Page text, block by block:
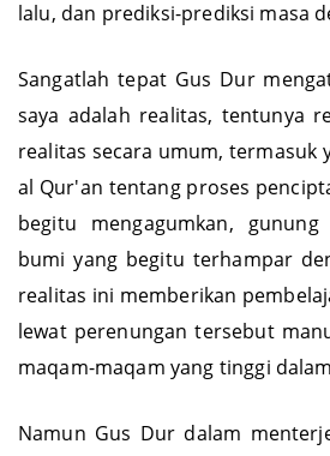
lalu, dan prediksi-prediksi masa
Sangatlah tepat Gus Dur
saya adalah realitas, tentunya
realitas secara umum, termasuk
al Qur'an tentang proses
begitu mengagumkan,
bumi yang begitu terhampar
realitas ini memberikan
lewat perenungan tersebut
maqam-maqam yang tinggi
Namun Gus Dur dalam